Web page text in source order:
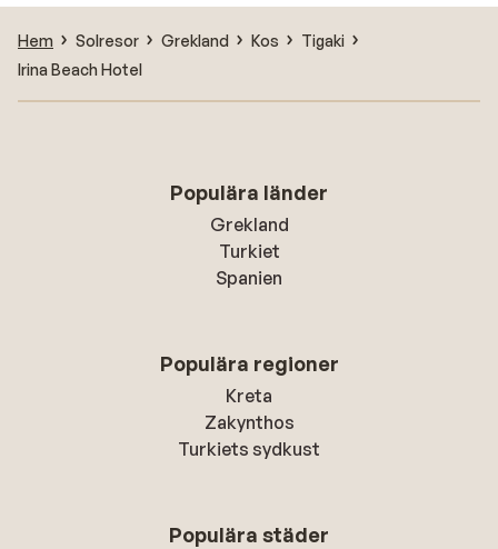
Hem Solresor Grekland Kos
Tigaki
Irina Beach Hotel
Populära länder
Grekland
Turkiet
Spanien
Populära regioner
Kreta
Zakynthos
Turkiets sydkust
Populära städer